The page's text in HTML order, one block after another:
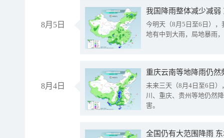
8月5日
我国降雨整体减少减弱
今明天（8月5日至6日）
地有中到大雨，局地暴雨
8月4日
重庆云南等地降雨仍然
未来三天（8月4日至6日
川、重庆、贵州等地仍然
害。
全国仍有大范围降雨